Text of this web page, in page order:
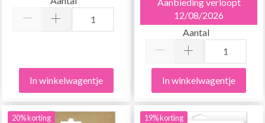
In winkelwagentje
12/08/2026
Aantal
In winkelwagentje
20% korting 19% korting